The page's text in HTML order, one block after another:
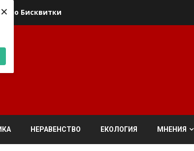
× Бисквитки
НЕРАВЕНСТВО ЕКОЛОГИЯ МНЕНИЯ